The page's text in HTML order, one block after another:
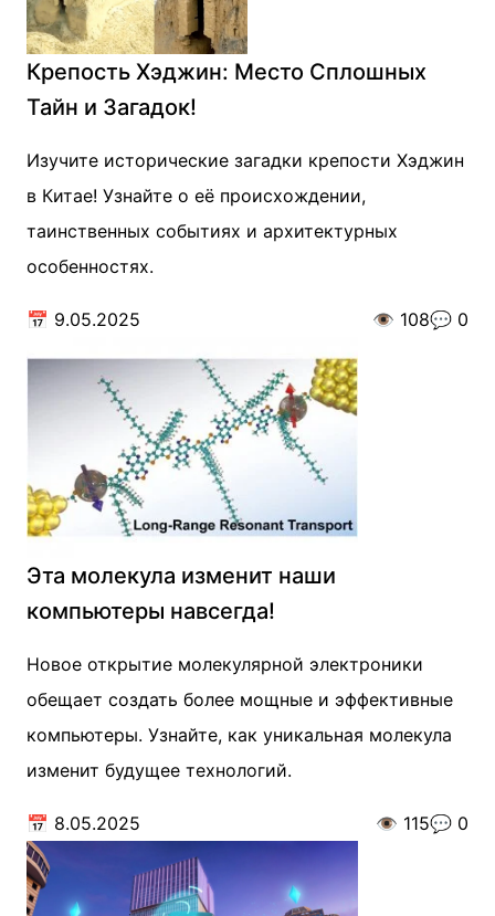
Крепость Хэджин: Место Сплошных
Тайн и Загадок!
Изучите исторические загадки крепости Хэджин
в Китае! Узнайте о её происхождении,
таинственных событиях и архитектурных
особенностях.
📅 9.05.2025 👁️ 108💬 0
Эта молекула изменит наши
компьютеры навсегда!
Новое открытие молекулярной электроники
обещает создать более мощные и эффективные
компьютеры. Узнайте, как уникальная молекула
изменит будущее технологий.
📅 8.05.2025 👁️ 115💬 0